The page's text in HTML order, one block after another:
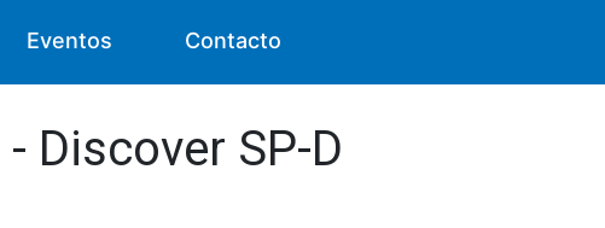
Eventos Contacto
Discover SP-D